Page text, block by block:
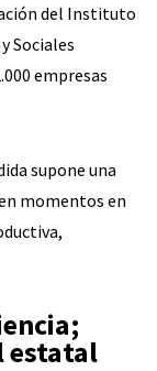
del Instituto
Sociales
empresas
supone una
momentos en
estatal